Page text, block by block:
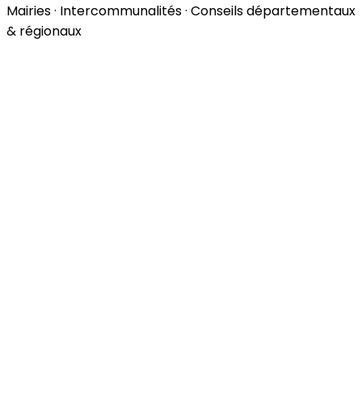
Mairies · Intercommunalités · Conseils départementaux
& régionaux